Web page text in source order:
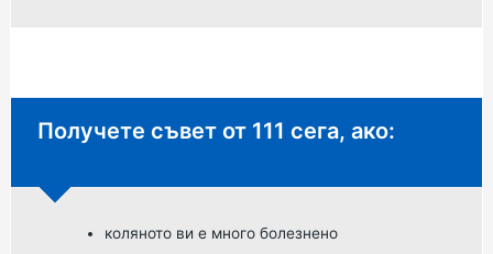
Спешен съвет:
Получете съвет от 111 сега, ако:
коляното ви е много болезнено